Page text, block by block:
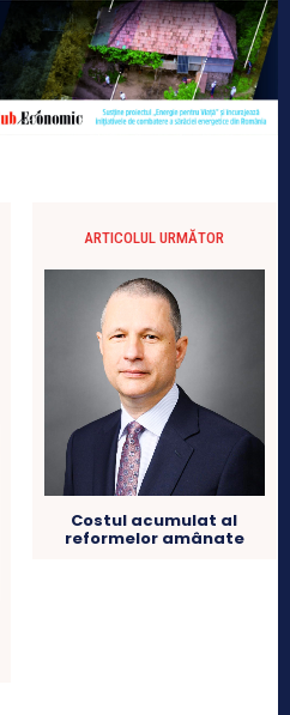
ARTICOLUL URMĂTOR
Costul acumulat al
reformelor amânate